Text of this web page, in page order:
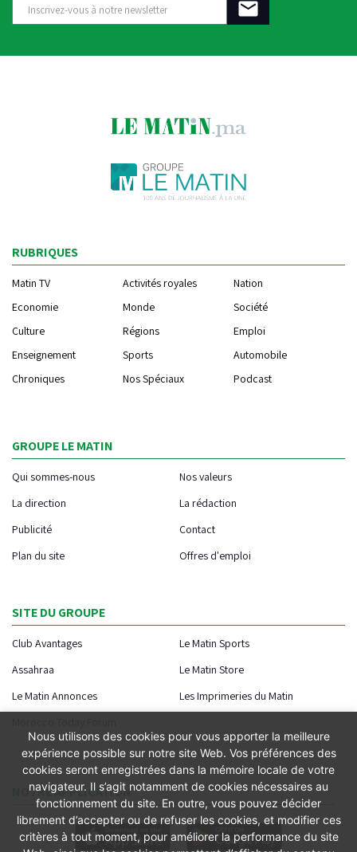
RUBRIQUES
Matin TV Activités royales
Nation
Economie
Monde
Société
Culture
Régions
Emploi
Enseignement
Sports
Automobile
Chroniques
Nos Spéciaux Podcast
GROUPE LE MATIN
Qui sommes-nous
Nos valeurs
La direction
La rédaction
Publicité
Contact
Plan du site
Offres d'emploi
SITE DU GROUPE
Club Avantages
Le Matin Sports
Assahraa
Le Matin Store
Le Matin Annonces
Les Imprimeries du Matin
NOTRE APPLICATION
Nous utilisons des cookies pour vous apporter la meilleure
expérience possible sur notre site Web. Vos préférences des
cookies seront enregistrées dans la mémoire locale de votre
navigateur. Il s’agit notamment de cookies nécessaires au
fonctionnement du site. En outre, vous pouvez décider
librement d’accepter ou de refuser les cookies, et modifier ces
critères à tout moment, pour améliorer la performance du site